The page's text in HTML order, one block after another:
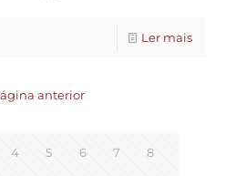
Ler mais
anterior
4 5 6 7 8